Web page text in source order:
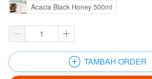
Acacia Black Honey 500ml
` TAMBAH ORDER